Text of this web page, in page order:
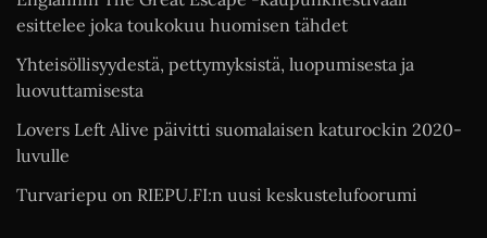
esittelee joka toukokuu huomisen tähdet
Yhteisöllisyydestä, pettymyksistä, luopumisesta ja
luovuttamisesta
Lovers Left Alive päivitti suomalaisen katurockin 2020-
luvulle
Turvariepu on RIEPU.FI:n uusi keskustelufoorumi